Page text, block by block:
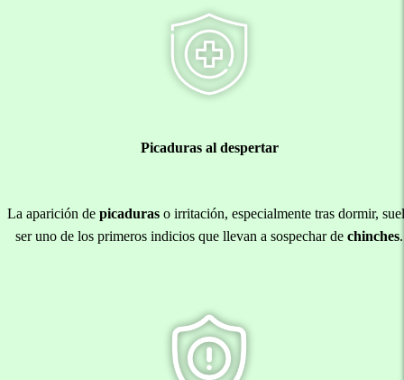
Picaduras al despertar
La aparición de picaduras o irritación, especialmente tras dormir,
ser uno de los primeros indicios que llevan a sospechar de chinches.